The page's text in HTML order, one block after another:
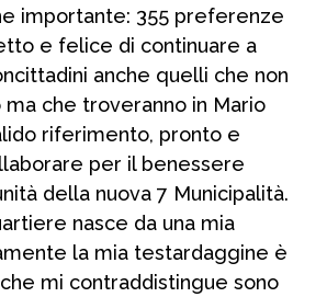
importante: 355 preferenze
e felice di continuare a
anche quelli che non
ma che troveranno in Mario
riferimento, pronto e
per il benessere
della nuova 7 Municipalità.
nasce da una mia
la mia testardaggine è
mi contraddistingue sono